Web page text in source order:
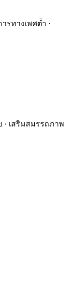
รทางเพศต่ำ ·
· เสริมสมรรถภาพ